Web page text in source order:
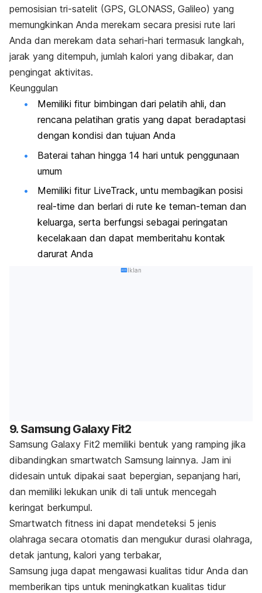
pemosisian tri-satelit (GPS, GLONASS, Galileo) yang
memungkinkan Anda merekam secara presisi rute lari
Anda dan merekam data sehari-hari termasuk langkah,
jarak yang ditempuh, jumlah kalori yang dibakar, dan
pengingat aktivitas.
Keunggulan
Memiliki fitur bimbingan dari pelatih ahli, dan
rencana pelatihan gratis yang dapat beradaptasi
dengan kondisi dan tujuan Anda
Baterai tahan hingga 14 hari untuk penggunaan
umum
Memiliki fitur LiveTrack, untu membagikan posisi
real-time dan berlari di rute ke teman-teman dan
keluarga, serta berfungsi sebagai peringatan
kecelakaan dan dapat memberitahu kontak
darurat Anda
Iklan
9. Samsung Galaxy Fit2
Samsung Galaxy Fit2 memiliki bentuk yang ramping jika
dibandingkan smartwatch Samsung lainnya. Jam ini
didesain untuk dipakai saat bepergian, sepanjang hari,
dan memiliki lekukan unik di tali untuk mencegah
keringat berkumpul.
Smartwatch fitness ini dapat mendeteksi 5 jenis
olahraga secara otomatis dan mengukur durasi olahraga,
detak jantung, kalori yang terbakar,
Samsung juga dapat mengawasi kualitas tidur Anda dan
memberikan tips untuk meningkatkan kualitas tidur